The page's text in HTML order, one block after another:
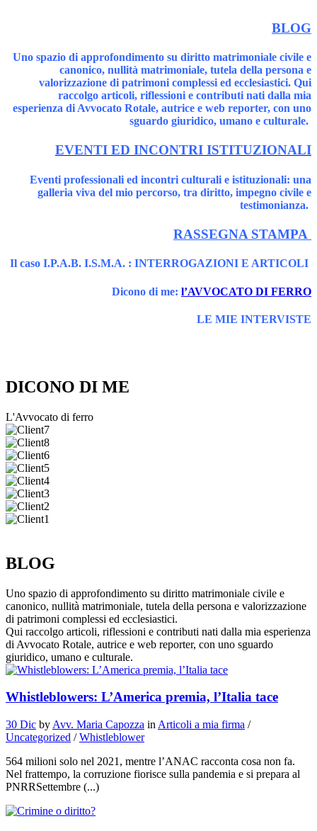
BLOG
Uno spazio di approfondimento su diritto matrimoniale civile e
canonico, nullità matrimoniale, tutela della persona e
valorizzazione di patrimoni complessi ed ecclesiastici. Qui
raccolgo articoli, riflessioni e contributi nati dalla mia
esperienza di Avvocato Rotale, autrice e web reporter, con uno
sguardo giuridico, umano e culturale.
EVENTI ED INCONTRI ISTITUZIONALI
Eventi professionali ed incontri culturali e istituzionali: una
galleria viva del mio percorso, tra diritto, impegno civile e
testimonianza.
RASSEGNA STAMPA
Il caso I.P.A.B. I.S.M.A. : INTERROGAZIONI E ARTICOLI
Dicono di me: l’AVVOCATO DI FERRO
LE MIE INTERVISTE
DICONO DI ME
L'Avvocato di ferro
BLOG
Uno spazio di approfondimento su diritto matrimoniale civile e
canonico, nullità matrimoniale, tutela della persona e valorizzazione
di patrimoni complessi ed ecclesiastici.
Qui raccolgo articoli, riflessioni e contributi nati dalla mia esperienza
di Avvocato Rotale, autrice e web reporter, con uno sguardo
giuridico, umano e culturale.
Whistleblowers: L’America premia, l’Italia tace
30 Dic by Avv. Maria Capozza in Articoli a mia firma /
Uncategorized /Whistleblower
564 milioni solo nel 2021, mentre l’ANAC racconta cosa non fa.
Nel frattempo, la corruzione fiorisce sulla pandemia e si prepara al
PNRRSettembre (...)